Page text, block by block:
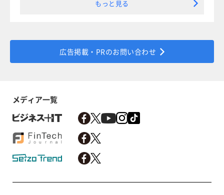
もっと見る
広告掲載・PRのお問い合わせ
メディア一覧